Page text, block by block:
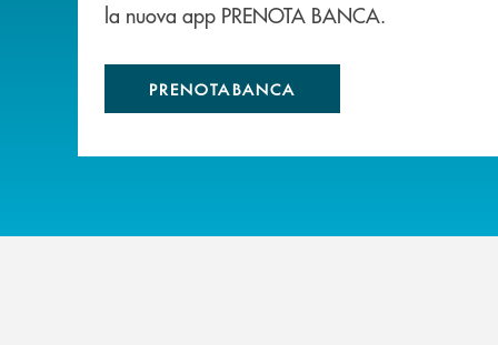
la nuova app PRENOTA BANCA.
PRENOTABANCA